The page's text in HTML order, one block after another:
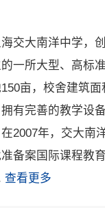
交大南洋中学，
一所大型、高标
亩，校舍建筑
有完善的教学设
2007年，交大南
备案国际课程教
查看更多